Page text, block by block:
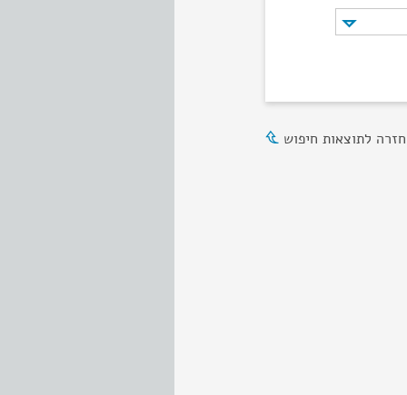
חזרה לתוצאות חיפוש